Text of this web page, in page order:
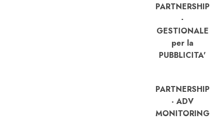
PARTNERSHIP
-
GESTIONALE
per la
PUBBLICITA'
PARTNERSHIP
- ADV
MONITORING